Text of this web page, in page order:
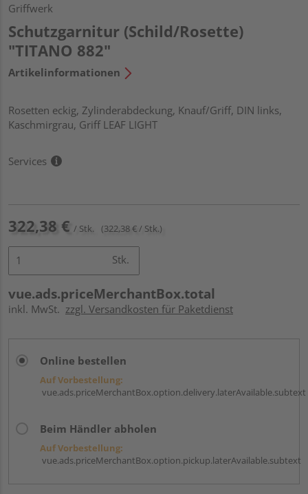
Griffwerk
Schutzgarnitur (Schild/Rosette)
"TITANO 882"
Artikelinformationen
Rosetten eckig, Zylinderabdeckung, Knauf/Griff, DIN links,
Kaschmirgrau, Griff LEAF LIGHT
Services
322,38 € / Stk. (322,38 € / Stk.)
Stk.
vue.ads.priceMerchantBox.total
inkl. MwSt. zzgl. Versandkosten für Paketdienst
Online bestellen
Auf Vorbestellung:
vue.ads.priceMerchantBox.option.delivery.laterAvailable.subtext
Beim Händler abholen
Auf Vorbestellung:
vue.ads.priceMerchantBox.option.pickup.laterAvailable.subtext